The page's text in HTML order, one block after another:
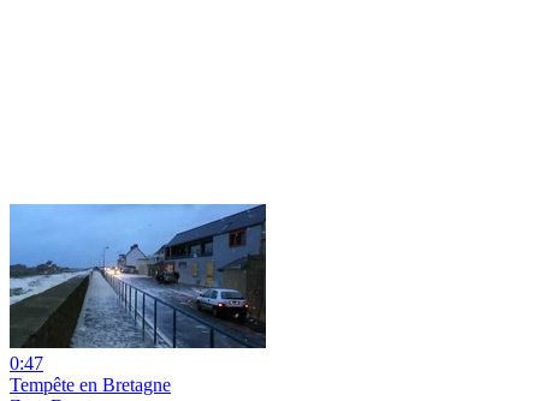
0:47
Tempête en Bretagne